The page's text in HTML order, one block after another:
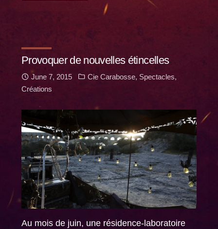
Provoquer de nouvelles étincelles
June 7, 2015 Cie Carabosse, Spectacles,
Créations
Au mois de juin, une résidence-laboratoire